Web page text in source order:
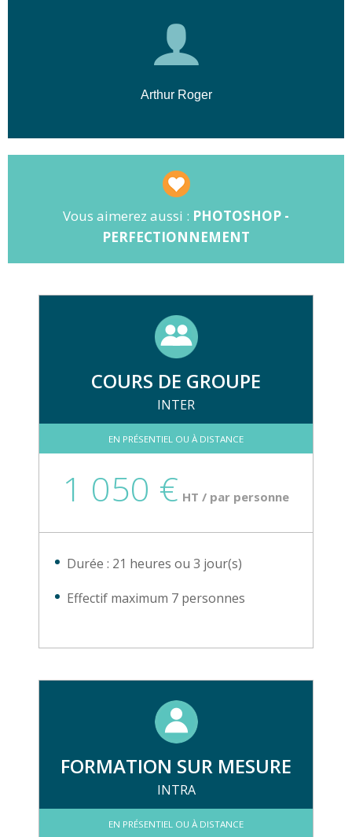
Arthur Roger
Vous aimerez aussi : PHOTOSHOP -
PERFECTIONNEMENT
COURS DE GROUPE
INTER
EN PRÉSENTIEL OU À DISTANCE
1 050 € HT / par personne
Durée : 21 heures ou 3 jour(s)
Effectif maximum 7 personnes
FORMATION SUR MESURE
INTRA
EN PRÉSENTIEL OU À DISTANCE